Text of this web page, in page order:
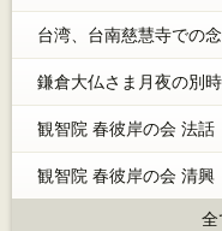
台湾、台南慈慧寺での
鎌倉大仏さま月夜の別
観智院 春彼岸の会 法話
観智院 春彼岸の会 清興
全